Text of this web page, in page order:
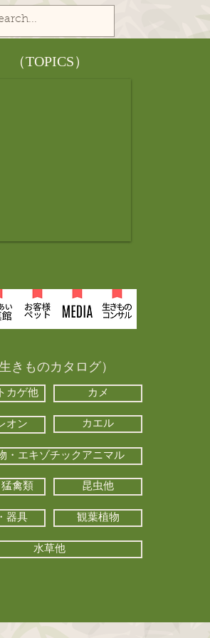
​（TOPICS）
生きものカタログ）
カゲ他 カメ
オン カエル
・エキゾチックアニマル
禽類 昆虫他
器具 観葉植物
水草他